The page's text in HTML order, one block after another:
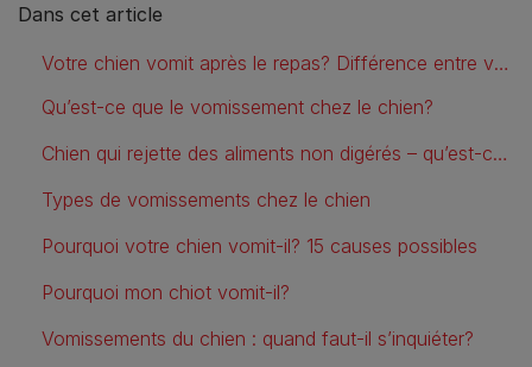
Dans cet article
Votre chien vomit après le repas? Différence entre vomissements et régurgitation
Qu’est‑ce que le vomissement chez le chien?
Chien qui rejette des aliments non digérés – qu’est‑ce que cela signifie?
Types de vomissements chez le chien
Pourquoi votre chien vomit-il? 15 causes possibles
Pourquoi mon chiot vomit-il?
Vomissements du chien : quand faut-il s’inquiéter?